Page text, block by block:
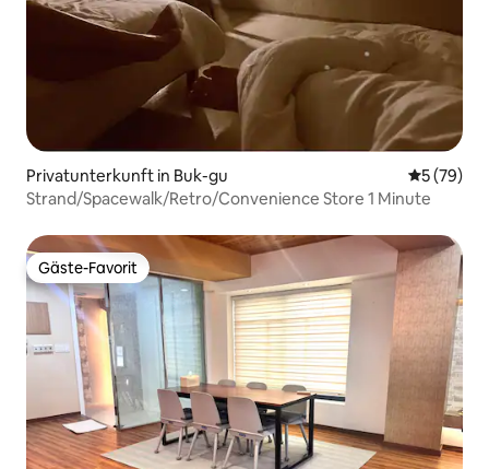
Privatunterkunft in Buk-gu
5 (79)
Strand/Spacewalk/Retro/Convenience Store 1 Minute
Gäste-Favorit
Gäste-Favorit